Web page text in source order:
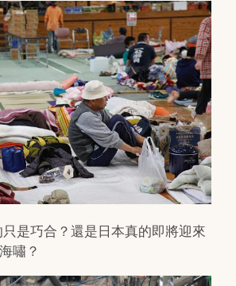
是巧合？還是日本真的即將迎來
嘯？